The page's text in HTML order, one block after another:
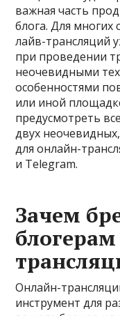
важная часть
блога. Для многих
лайв-трансляций
при проведении
неочевидными
особенностями
или иной
предусмотреть
двух
для онлайн-
и Telegram.
Зачем
Онлайн-
инструмент для